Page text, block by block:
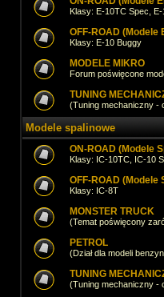
Klasy: E-10TC Spec,
OFF-ROAD (Modele
Klasy: E-10 Buggy
MODELE MIKRO
Forum poświęcone
TUNING
(Tuning mechaniczny -
Modele spalinowe
ON-ROAD (Modele
Klasy: IC-10TC, IC-10
OFF-ROAD (Modele
Klasy: IC-8T
MONSTER TRUCK
(Temat poświęcony
PETROL
(Dział dla modeli
TUNING
(Tuning mechaniczny -